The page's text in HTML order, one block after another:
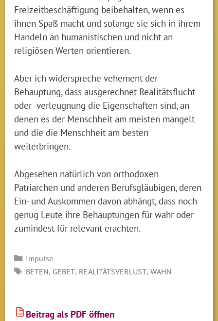
Freizeitbeschäftigung beibehalten, wenn es
ihnen Spaß macht und solange sie sich in ihrem
Handeln an humanistischen und nicht an
religiösen Werten orientieren.
Aber ich widerspreche vehement der
Behauptung, dass ausgerechnet Realitätsflucht
oder -verleugnung die Eigenschaften sind, an
denen es der Menschheit am meisten mangelt
und die die Menschheit am besten
weiterbringen.
Abgesehen natürlich von orthodoxen
Patriarchen und anderen Berufsgläubigen, deren
Ein- und Auskommen davon abhängt, dass noch
genug Leute ihre Behauptungen für wahr oder
zumindest für relevant erachten.
Kategorien
Impulse
SCHLAGWÖRTER
BETEN, GEBET, REALITÄTSVERLUST, WAHN
PDF Beitrag als PDF öffnen